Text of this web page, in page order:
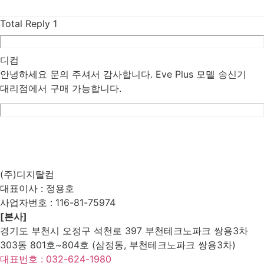
Total Reply 1
디컴
안녕하세요 문의 주셔서 감사합니다. Eve Plus 모델 송신기
대리점에서 구매 가능합니다.
(주)디지탈컴
대표이사 : 정용호
사업자번호 : 116-81-75974
[본사]
경기도 부천시 오정구 석천로 397 부천테크노파크 쌍용3차
303동 801호~804호 (삼정동, 부천테크노파크 쌍용3차)
대표번호 : 032-624-1980